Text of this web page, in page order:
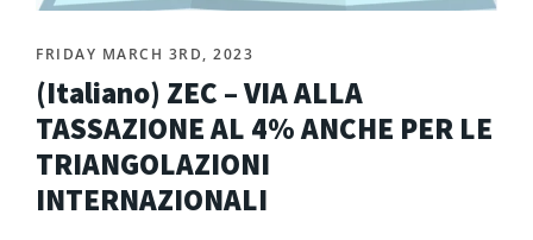
FRIDAY MARCH 3RD, 2023
(Italiano) ZEC – VIA ALLA
TASSAZIONE AL 4% ANCHE PER LE
TRIANGOLAZIONI
INTERNAZIONALI